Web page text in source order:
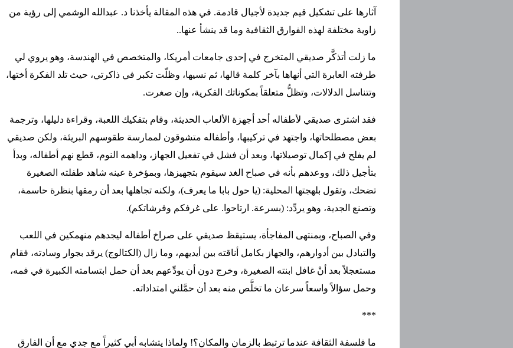
آثارها على تشكيل قيم جديدة لأجيال قادمة. في هذه المقالة يأخذنا د. عبدالله الوشمي إلى رؤية من
زاوية مختلفة لهذه الفوارق الثقافية وما قد ينشأ عنها..
ما زلت أتذكَّر صديقي المتخرج في إحدى جامعات أمريكا، والمتخصص في الهندسة، وهو يروي لي
طرفته العابرة التي أنهاها بآخر كلمة قالها، ثم نسيها، وظلّت تكبر في ذاكرتي، حيث تلد الفكرة أختها،
وتتناسل الدلالات، وتظلُّ متعلقاً بمكوناتك الفكرية، وإن صغرت.
فقد اشترى صديقي لأطفاله أحد أجهزة الألعاب الحديثة، وقام بتفكيك اللعبة، وقراءة دليلها، وترجمة
بعض مصطلحاتها، واجتهد في تركيبها، وأطفاله متشوقون لممارسة طقوسهم البريئة، ولكن صديقي
لم يفلح في إكمال توصيلاتها، وبعد أن فشل في تفعيل الجهاز، وداهمه النوم، قطع نهم أطفاله، وبدأ
بتأجيل ذلك، ووعدهم بأنه في صباح الغد سيقوم بتجهيزها، وبمؤخرة عينه شاهد طفلته الصغيرة
تضحك، وتقول بلهجتها المحلية: (يا حول بابا ما يعرف)، ولكنه تجاهلها بعد أن رمقها بنظرة حاسمة،
وتصنع الجدية، وهو يردِّد: (بسرعة. ارتاحوا. على غرفكم وفرشاتكم).
وفي الصباح، وبمنتهى المفاجأة، يستيقظ صديقي على صراخ أطفاله ليجدهم منهمكين في اللعب
والتبادل بين أدوارهم، والجهاز بكامل أناقته بين أيديهم، وما زال (الكتالوج) يرقد بجوار وسادته، فقام
مستعجلاً بعد أنْ غافل ابنته الصغيرة، وخرج دون أن يودِّعهم بعد أن حمل ابتسامته الكبيرة في فمه،
وحمل سؤالاً واسعاً سرعان ما تخلَّص منه بعد أن حمَّلني امتداداته.
***
ما فلسفة الثقافة عندما ترتبط بالزمان والمكان؟! ولماذا يتشابه أبي كثيراً مع جدي مع أن الفارق